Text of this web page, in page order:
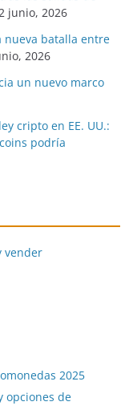
junio, 2026
nueva batalla entre
2026
un nuevo marco
cripto en EE. UU.:
podría
vender
2025
opciones de